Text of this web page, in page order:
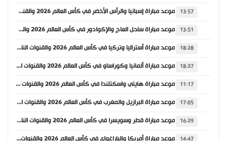
13:57 موعد مباراة إسبانيا والرأس الأخضر في كأس العالم 2026 والقنوات الناقلة
13:51 موعد مباراة ساحل العاج والإكوادور في كأس العالم 2026 والقنوات الناقلة
18:28 موعد مباراة أستراليا وتركيا في كأس العالم 2026 والقنوات الناقلة
18:27 موعد مباراة ألمانيا وكوراساو في كأس العالم 2026 والقنوات الناقلة
11:17 موعد مباراة هايتي واسكتلندا في كأس العالم 2026 والقنوات الناقلة
17:05 موعد مباراة البرازيل والمغرب في كأس العالم 2026 والقنوات الناقلة
16:29 موعد مباراة قطر وسويسرا في كأس العالم 2026 والقنوات الناقلة